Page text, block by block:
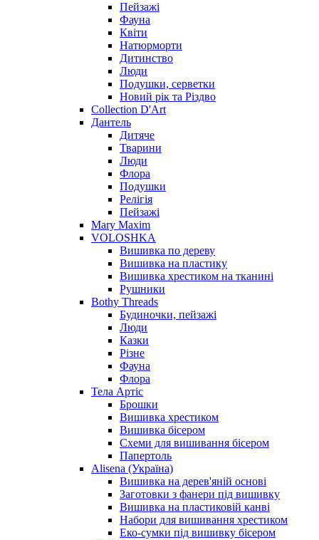
Пейзажі
Фауна
Квіти
Натюрморти
Дитинство
Люди
Подушки, серветки
Новий рік та Різдво
Collection D'Art
Дантель
Дитяче
Тварини
Люди
Флора
Подушки
Релігія
Пейзажі
Mary Maxim
VOLOSHKA
Вишивка по дереву
Вишивка на пластику
Вишивка хрестиком на тканині
Рушники
Bothy Threads
Будиночки, пейзажі
Люди
Казки
Різне
Фауна
Флора
Тела Артіс
Брошки
Вишивка хрестиком
Вишивка бісером
Схеми для вишивання бісером
Папертоль
Alisena (Україна)
Вишивка на дерев'яній основі
Заготовки з фанери під вишивку
Вишивка на пластиковій канві
Набори для вишивання хрестиком
Еко-сумки під вишивку бісером